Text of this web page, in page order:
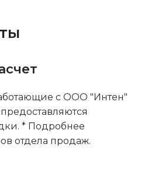
с ООО "Интен"
* Подробнее
отдела продаж.